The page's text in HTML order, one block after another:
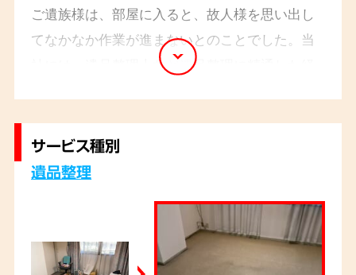
ご遺族様は、部屋に入ると、故人様を思い出し
てなかなか作業が進まないとのことでした。当
社には、遺品整理士など遺品整理に精通した経
品物を丁寧に仕分け、整理させていただきまし
た。
サービス種別
遺品整理